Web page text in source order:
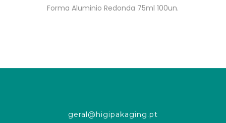
Forma Aluminio Redonda 75ml 100un.
geral@higipakaging.pt